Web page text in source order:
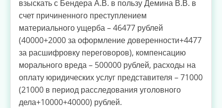
взыскать с Бендера А.В. в пользу Демина В.В. в
счет причиненного преступлением
материального ущерба – 46477 рублей
(40000+2000 за оформление доверенности+4477
за расшифровку переговоров), компенсацию
морального вреда – 500000 рублей, расходы на
оплату юридических услуг представителя – 71000
(21000 в период расследования уголовного
дела+10000+40000) рублей.